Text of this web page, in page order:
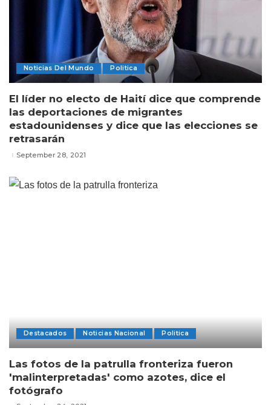
Noticias Del Mundo Politica
El líder no electo de Haití dice que comprende
las deportaciones de migrantes
estadounidenses y dice que las elecciones se
retrasarán
September 28, 2021
Destacados Noticias Nacional Politica
Las fotos de la patrulla fronteriza fueron
'malinterpretadas' como azotes, dice el
fotógrafo